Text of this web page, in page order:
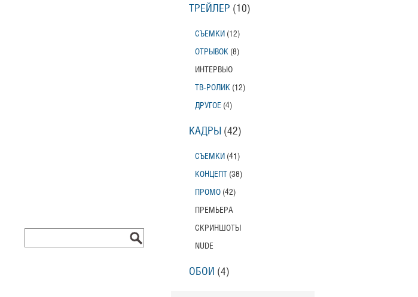
ТРЕЙЛЕР (10)
СЪЕМКИ (12)
ОТРЫВОК (8)
ИНТЕРВЬЮ
ТВ-РОЛИК (12)
ДРУГОЕ (4)
КАДРЫ (42)
СЪЕМКИ (41)
КОНЦЕПТ (38)
ПРОМО (42)
ПРЕМЬЕРА
СКРИНШОТЫ
NUDE
ОБОИ (4)